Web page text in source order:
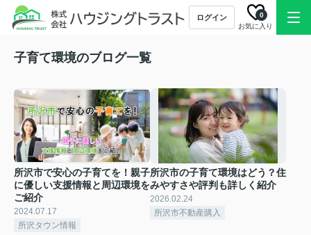
ログイン
お気に入り
0
子育て環境のブログ一覧
所沢市で安心の子育てを！親子
に優しい支援情報と周辺環境を
ご紹介
2024.07.17
所沢タウン情報
所沢市の子育て環境はどう？住
みやすさや評判も詳しく紹介
2026.02.24
所沢市不動産購入